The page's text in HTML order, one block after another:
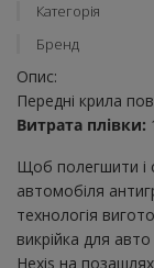
Категорія
Бренд
Опис:
Передні крила
Витрата плівки:
Щоб полегшити і
автомобіля
технологія
викрійка для авто
Hexis на